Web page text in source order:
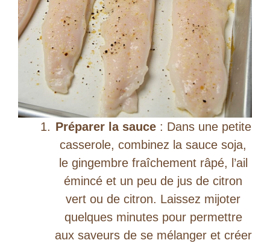
Préparer la sauce: Dans une petite
casserole, combinez la sauce soja,
le gingembre fraîchement râpé, l’ail
émincé et un peu de jus de citron
vert ou de citron. Laissez mijoter
quelques minutes pour permettre
aux saveurs de se mélanger et créer